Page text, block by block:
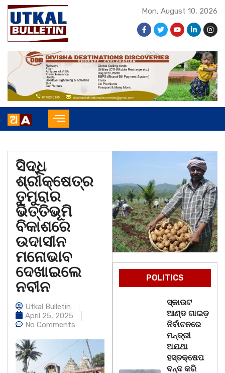
Mon, August 10, 2026
ସିଦ୍ଧି
ଶ୍ରୀକ୍ଷେତ୍ର
ତୁମୁରାର
ଭିତ୍ତିଭୂମି
ବିକାଶରେ
ଉଦାସୀନ
ମନୋଭାବ
ଦେଖାଇଲେ
ନବୀନ
Utkal Bulletin
April 25, 2025
No Comments
POLITICS
ସ୍କାଉଟ
ଆଣ୍ଡ ଗାଇଡ଼
ନିର୍ବାଚନରେ
ମନ୍ତ୍ରୀ
ଅଯଥା
ହସ୍ତକ୍ଷେପ
ବନ୍ଦ କରି